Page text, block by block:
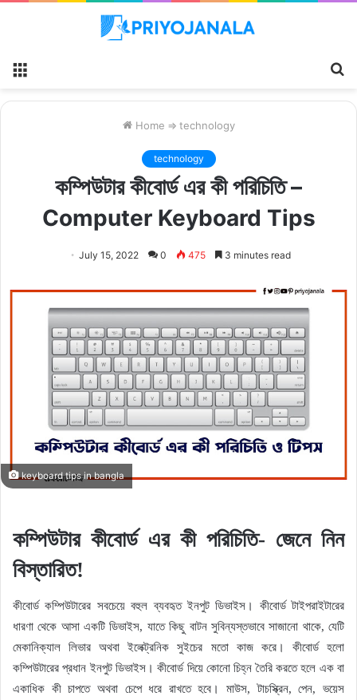
Home ⇒ technology
technology
কম্পিউটার কীবোর্ড এর কী পরিচিতি –
Computer Keyboard Tips
July 15, 2022 0 475 3 minutes read
keyboard tips in bangla
কম্পিউটার কীবোর্ড এর কী পরিচিতি- জেনে নিন
বিস্তারিত!
কীবোর্ড কম্পিউটারের সবচেয়ে বহুল ব্যবহৃত ইনপুট ডিভাইস। কীবোর্ড টাইপরাইটারের
ধারণা থেকে আসা একটি ডিভাইস, যাতে কিছু বাটন সুবিন্যস্তভাবে সাজানো থাকে, যেটি
মেকানিক্যাল লিভার অথবা ইলেক্ট্রনিক সুইচের মতো কাজ করে। কীবোর্ড হলো
কম্পিউটারের প্রধান ইনপুট ডিভাইস। কীবোর্ড দিয়ে কোনো চিহ্ন তৈরি করতে হলে এক বা
একাধিক কী চাপতে অথবা চেপে ধরে রাখতে হবে। মাউস, টাচস্ক্রিন, পেন, ভয়েস